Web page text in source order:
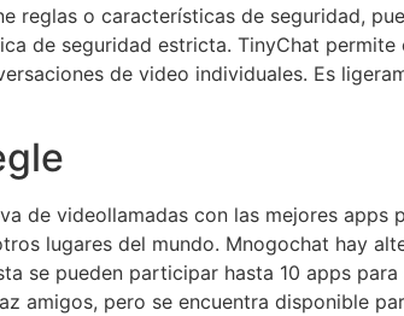
reglas o características de seguridad,
de seguridad estricta. TinyChat
de video individuales. Es
de videollamadas con las mejores
lugares del mundo. Mnogochat hay
se pueden participar hasta 10 apps
amigos, pero se encuentra disponible